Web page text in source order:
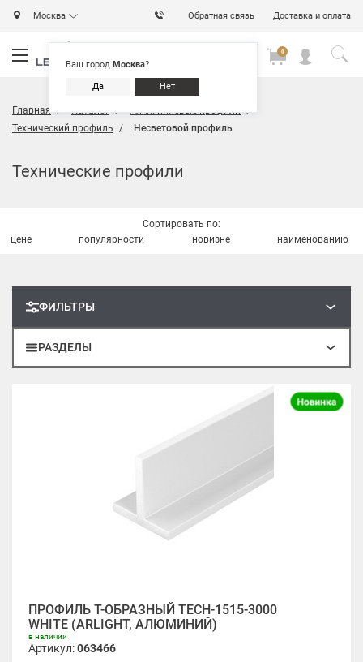
Москва
Ваш город Москва?
Да Нет
Обратная связь Доставка и оплата
0
Главная Каталог
Алюминиевые профили
Технический профиль
Несветовой профиль
Технические профили
РАЗДЕЛЫ
ФИЛЬТРЫ
Сортировать по:
цене
популярности новизне наименованию
ПРОФИЛЬ Т-ОБРАЗНЫЙ TECH-1515-3000
WHITE (ARLIGHT, АЛЮМИНИЙ)
в наличии
Артикул:063466